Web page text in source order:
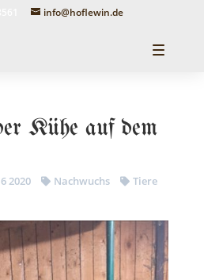
info@hoflewin.de
Kühe auf dem
2020 Nachwuchs
Tiere